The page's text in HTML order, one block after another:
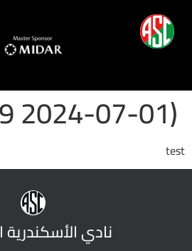
(2024-07-01 10:36:59 )
test
نادي الأسكندرية